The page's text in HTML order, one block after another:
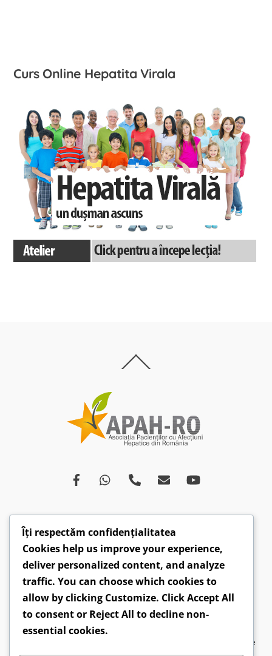
Curs Online Hepatita Virala
To
Despre Afecțiuni
Campanii
Drepturi
Susținători Opinii
Video
Articole
Comunicate
CONTACT: hepatobv@gmail.com | 0721 304 160 |
Faceboook.com/hepatoromania |GDPR
APAH-RO - Asociația Pacienților cu Afecțiuni Hepatice
Îți respectăm confidențialitatea
Cookies help us improve your experience,
deliver personalized content, and analyze
traffic. You can choose which cookies to
allow by clicking Customize. ClickAccept All
to consent or Reject All to decline non-
essential cookies.